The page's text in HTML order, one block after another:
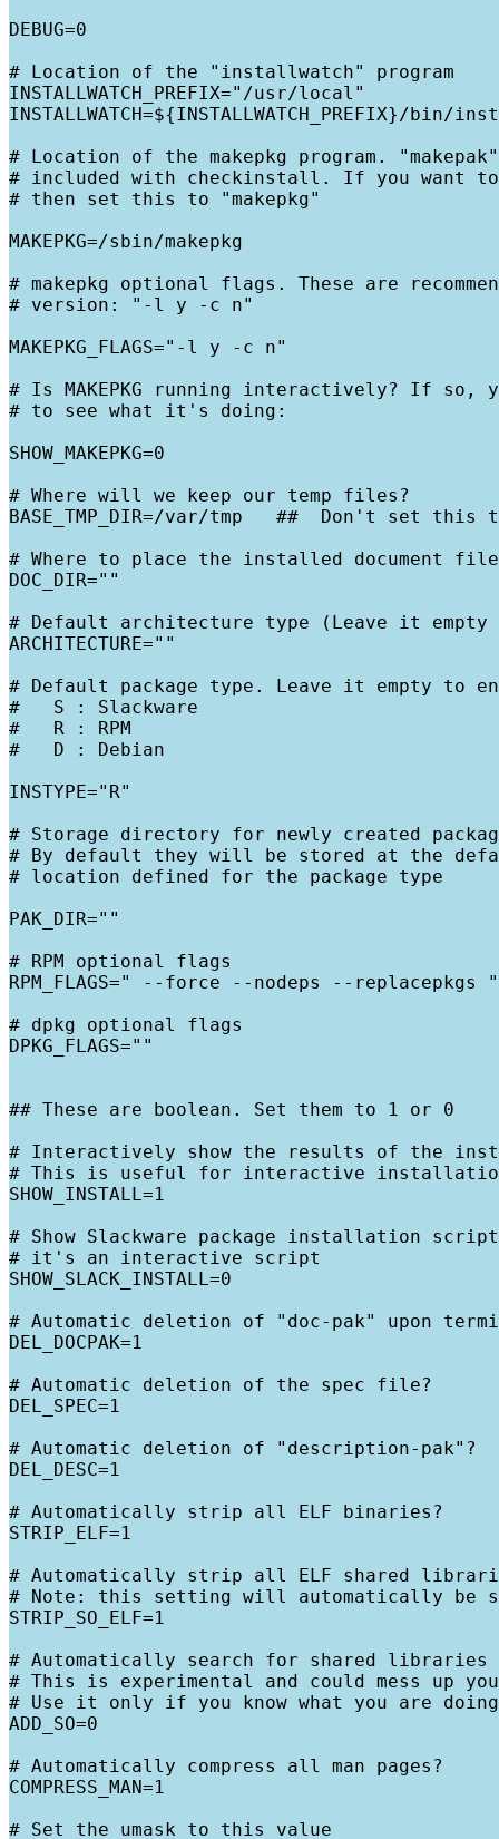
DEBUG=0
# Location of the "installwatch" program
INSTALLWATCH_PREFIX="/usr/local"
INSTALLWATCH=${INSTALLWATCH_PREFIX}/bin/
# Location of the makepkg program.
# included with checkinstall. If you want to
# then set this to "makepkg"
MAKEPKG=/sbin/makepkg
# makepkg optional flags. These are
# version: "-l y -c n"
MAKEPKG_FLAGS="-l y -c n"
# Is MAKEPKG running interactively? If so,
# to see what it's doing:
SHOW_MAKEPKG=0
# Where will we keep our temp files?
BASE_TMP_DIR=/var/tmp   ##  Don't set
# Where to place the installed document
DOC_DIR=""
# Default architecture type (Leave it empty
ARCHITECTURE=""
# Default package type. Leave it empty to
#   S : Slackware
#   R : RPM
#   D : Debian
INSTYPE="R"
# Storage directory for newly created
# By default they will be stored at the
# location defined for the package type
PAK_DIR=""
# RPM optional flags
RPM_FLAGS=" --force --nodeps --replacepkgs "
# dpkg optional flags
DPKG_FLAGS=""
## These are boolean. Set them to 1 or 0
# Interactively show the results of the
# This is useful for interactive installation
SHOW_INSTALL=1
# Show Slackware package installation
# it's an interactive script
SHOW_SLACK_INSTALL=0
# Automatic deletion of "doc-pak" upon
DEL_DOCPAK=1
# Automatic deletion of the spec file?
DEL_SPEC=1
# Automatic deletion of "description-pak"?
DEL_DESC=1
# Automatically strip all ELF binaries?
STRIP_ELF=1
# Automatically strip all ELF shared
# Note: this setting will automatically be
STRIP_SO_ELF=1
# Automatically search for shared libraries
# This is experimental and could mess up
# Use it only if you know what you are
ADD_SO=0
# Automatically compress all man pages?
COMPRESS_MAN=1
# Set the umask to this value